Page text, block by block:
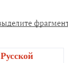
Русской